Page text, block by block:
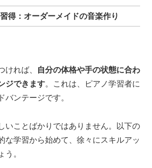
得：オーダーメイドの音楽作り
ければ、
自分の体格や手の状態に合わ
ジできます。これは、ピアノ学習者に
バンテージです。
いことばかりではありません。以下の
な学習から始めて、徐々にスキルアッ
う。